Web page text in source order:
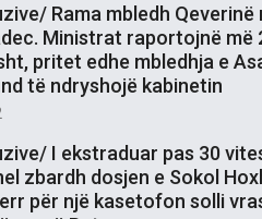
Rama mbledh Qeverinë
Ministrat raportojnë më
pritet edhe mbledhja e
të ndryshojë kabinetin
I ekstraduar pas 30
zbardh dosjen e Sokol
për një kasetofon solli